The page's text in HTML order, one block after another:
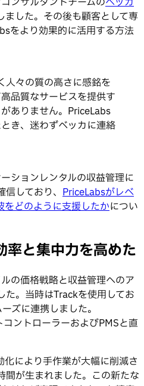
ました。その後も顧客として専
をより効果的に活用する方法
人々の質の高さに感銘を
品質なサービスを提供す
ありません。PriceLabs
き、迷わずベッカに連絡
ションレンタルの収益管理に
しており、 PriceLabsがレベ
をどのように支援したかについ
と集中力を高めた
の価格戦略と収益管理へのア
た。当時はTrackを使用してお
ズに連携しました。
ントローラーおよびPMSと直
により手作業が大幅に削減さ
間が生まれました。この新たな